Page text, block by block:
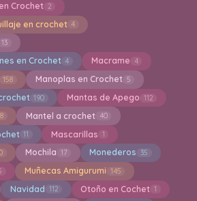
Crochet 2
en crochet 4
13
en Crochet 4 Macrame 4
158 Manoplas en Crochet 5
190 Mantas de Apego 112
Mantel a crochet 40
11 Mascarillas 1
Mochila 17 Monederos 35
Muñecas Amigurumi 145
Navidad 112 Otoño en Cochet 1